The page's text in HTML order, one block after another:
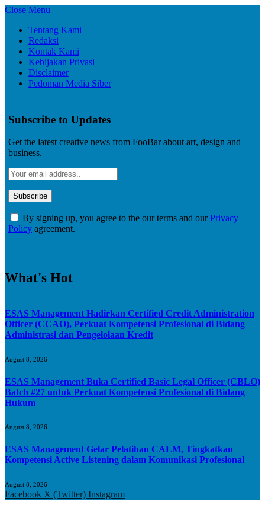
Close Menu
Tentang Kami
Redaksi
Kontak Kami
Kebijakan Privasi
Disclaimer
Pedoman Media Siber
Subscribe to Updates
Get the latest creative news from FooBar about art, design and
business.
By signing up, you agree to the our terms and ourPrivacy
Policy agreement.
What's Hot
ESAS Management Hadirkan Certified Credit Administration
Officer (CCAO), Perkuat Kompetensi Profesional di Bidang
Administrasi dan Pengelolaan Kredit
August 8, 2026
ESAS Management Buka Certified Basic Legal Officer (CBLO)
Batch #27 untuk Perkuat Kompetensi Profesional di Bidang
Hukum
August 8, 2026
ESAS Management Gelar Pelatihan CALM, Tingkatkan
Kompetensi Active Listening dalam Komunikasi Profesional
August 8, 2026
Facebook X (Twitter) Instagram